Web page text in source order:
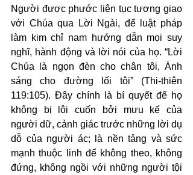
Người được phước liên tục tương giao
với Chúa qua Lời Ngài, để luật pháp
làm kim chỉ nam hướng dẫn mọi suy
nghĩ, hành động và lời nói của họ. “Lời
Chúa là ngọn đèn cho chân tôi, Ánh
sáng cho đường lối tôi” (Thi-thiên
119:105). Đây chính là bí quyết để họ
không bị lôi cuốn bởi mưu kế của
người dữ, cảnh giác trước những lời dụ
dỗ của người ác; là nền tảng và sức
mạnh thuộc linh để không theo, không
đứng, không ngồi với những người tội